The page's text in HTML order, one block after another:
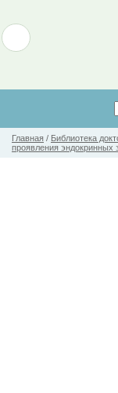
Главная / Библиотека
проявления эндокринных